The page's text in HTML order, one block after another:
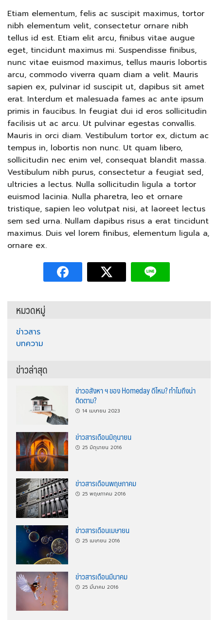
Etiam elementum, felis ac suscipit maximus, tortor
nibh elementum velit, consectetur ornare nibh
tellus id est. Etiam elit arcu, finibus vitae augue
eget, tincidunt maximus mi. Suspendisse finibus,
nunc vitae euismod maximus, tellus mauris lobortis
arcu, commodo viverra quam diam a velit. Mauris
sapien ex, pulvinar id suscipit ut, dapibus sit amet
erat. Interdum et malesuada fames ac ante ipsum
primis in faucibus. In feugiat dui id eros sollicitudin
facilisis ut ac arcu. Ut pulvinar egestas convallis.
Mauris in orci diam. Vestibulum tortor ex, dictum ac
tempus in, lobortis non nunc. Ut quam libero,
sollicitudin nec enim vel, consequat blandit massa.
Vestibulum nibh purus, consectetur a feugiat sed,
ultricies a lectus. Nulla sollicitudin ligula a tortor
euismod lacinia. Nulla pharetra, leo et ornare
tristique, sapien leo volutpat nisi, at laoreet lectus
sem sed urna. Nullam dapibus risus a erat tincidunt
maximus. Duis vel lorem finibus, elementum ligula a,
ornare ex.
หมวดหมู่
ข่าวสาร
บทความ
ข่าวล่าสุด
ข่าวอสังหา ฯ ของ Homeday ดีไหม? ทำไมถึงน่า
ติดตาม?
14 เมษายน 2023
ข่าวสารเดือนมิถุนายน
25 มิถุนายน 2016
ข่าวสารเดือนพฤษภาคม
25 พฤษภาคม 2016
ข่าวสารเดือนเมษายน
25 เมษายน 2016
ข่าวสารเดือนมีนาคม
25 มีนาคม 2016